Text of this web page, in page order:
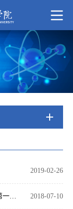
2019-02-26
2018-07-10
能动学院组织2018-2019学年秋季学期开学第一周公开课